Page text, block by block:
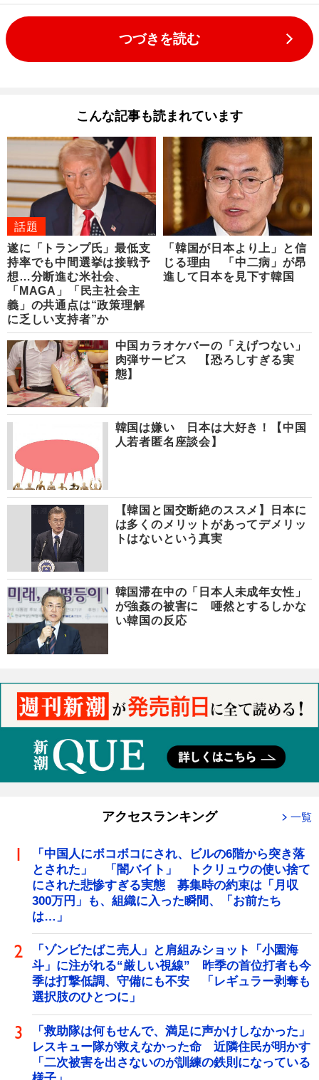
つづきを読む
こんな記事も読まれています
話題
遂に「トランプ氏」最低支
持率でも中間選挙は接戦予
想…分断進む米社会、
「MAGA」「民主社会主
義」の共通点は“政策理解
に乏しい支持者”か
「韓国が日本より上」と信
じる理由 「中二病」が昂
進して日本を見下す韓国
中国カラオケバーの「えげつない」
肉弾サービス 【恐ろしすぎる実
態】
韓国は嫌い 日本は大好き！【中国
人若者匿名座談会】
【韓国と国交断絶のススメ】日本に
は多くのメリットがあってデメリッ
トはないという真実
韓国滞在中の「日本人未成年女性」
が強姦の被害に 唖然とするしかな
い韓国の反応
アクセスランキング 一覧
「中国人にボコボコにされ、ビルの6階から突き落
とされた」 「闇バイト」 トクリュウの使い捨て
にされた悲惨すぎる実態 募集時の約束は「月収
300万円」も、組織に入った瞬間、「お前たち
は…」
「ゾンビたばこ売人」と肩組みショット「小園海
斗」に注がれる“厳しい視線” 昨季の首位打者も今
季は打撃低調、守備にも不安 「レギュラー剥奪も
選択肢のひとつに」
「救助隊は何もせんで、満足に声かけしなかった」
レスキュー隊が救えなかった命 近隣住民が明かす
「二次被害を出さないのが訓練の鉄則になっている